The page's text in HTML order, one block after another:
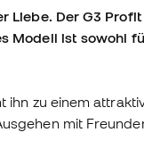
Liebe. Der G3
Modell ist sowohl
ihn zu einem
mit